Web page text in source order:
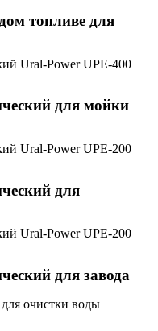
топливе для
для мойки
для
для завода